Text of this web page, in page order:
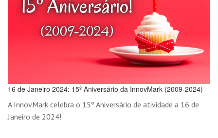
16 de Janeiro 2024: 15º Aniversário da InnovMark (2009-2024)
A InnovMark celebra o 15º Aniversário de atividade a 16 de
Janeiro de 2024!